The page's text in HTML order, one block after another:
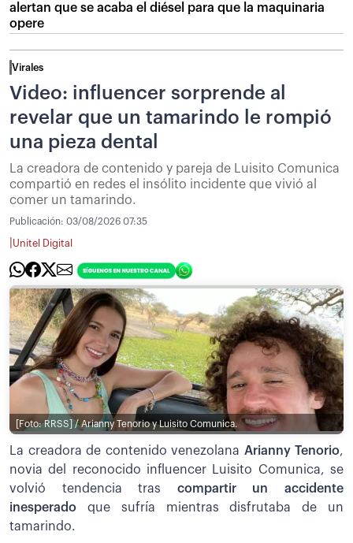
alertan que se acaba el diésel para que la maquinaria
opere
Virales
Video: influencer sorprende al
revelar que un tamarindo le rompió
una pieza dental
La creadora de contenido y pareja de Luisito Comunica
compartió en redes el insólito incidente que vivió al
comer un tamarindo.
Publicación: 03/08/2026 07:35
Unitel Digital
[Foto: RRSS] / Arianny Tenorio y Luisito Comunica.
La creadora de contenido venezolana Arianny Tenorio,
novia del reconocido influencer Luisito Comunica, se
volvió tendencia tras compartir un accidente
inesperado que sufría mientras disfrutaba de un
tamarindo.